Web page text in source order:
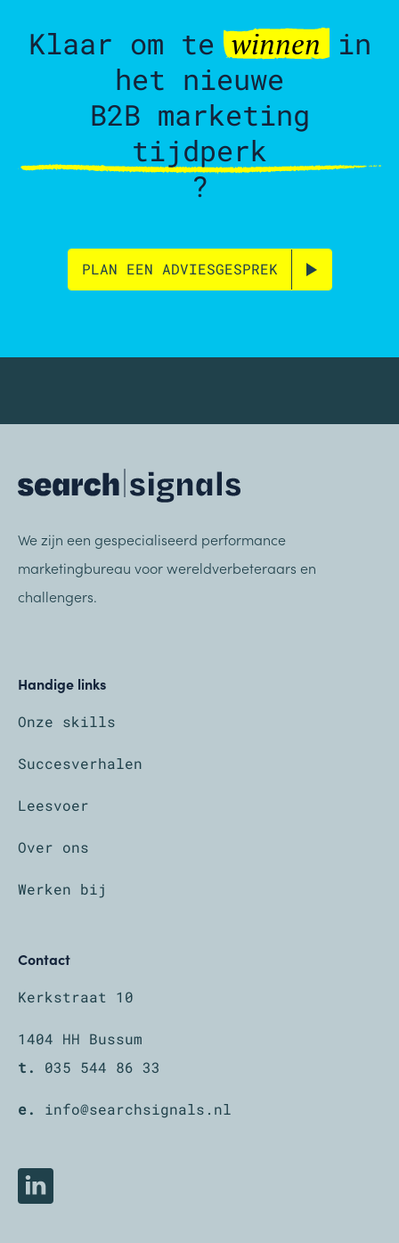
Klaar om tewinnen in
het nieuwe
B2B marketing
tijdperk
?
PLAN EEN ADVIESGESPREK
We zijn een gespecialiseerd performance
marketingbureau voor wereldverbeteraars en
challengers.
Handige links
Onze skills
Succesverhalen
Leesvoer
Over ons
Werken bij
Contact
Kerkstraat 10
1404 HH Bussum
t.
035 544 86 33
e. info@searchsignals.nl
LinkedIn